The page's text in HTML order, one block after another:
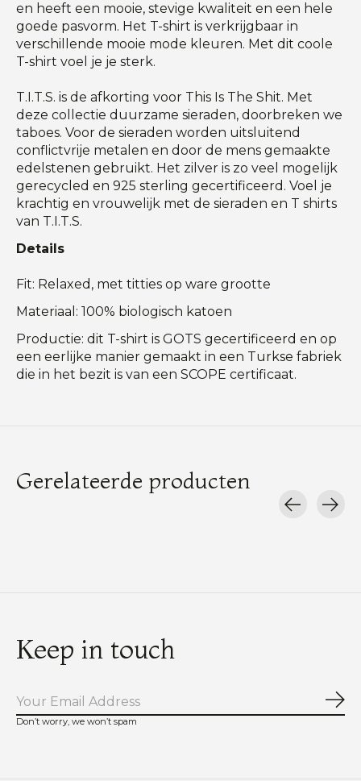
en heeft een mooie, stevige kwaliteit en een hele
goede pasvorm. Het T-shirt is verkrijgbaar in
verschillende mooie mode kleuren. Met dit coole
T-shirt voel je je sterk.
T.I.T.S. is de afkorting voor This Is The Shit. Met
deze collectie duurzame sieraden, doorbreken we
taboes. Voor de sieraden worden uitsluitend
conflictvrije metalen en door de mens gemaakte
edelstenen gebruikt. Het zilver is zo veel mogelijk
gerecycled en 925 sterling gecertificeerd. Voel je
krachtig en vrouwelijk met de sieraden en T shirts
van T.I.T.S.
Details
Fit: Relaxed, met titties op ware grootte
Materiaal: 100% biologisch katoen
Productie: dit T-shirt is GOTS gecertificeerd en op
een eerlijke manier gemaakt in een Turkse fabriek
die in het bezit is van een SCOPE certificaat.
Gerelateerde producten
Keep in touch
Don’t worry, we won’t spam